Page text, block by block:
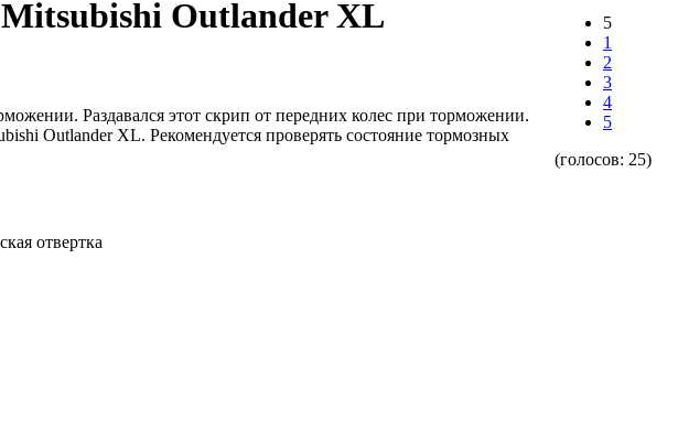
5
1
2
3
4
5
(голосов: 25)
Mitsubishi Outlander XL
Раздавался этот скрип от передних колес при торможении.
Outlander XL. Рекомендуется проверять состояние тормозных
отвертка